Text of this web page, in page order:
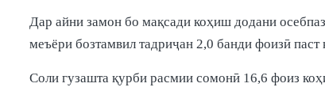
Дар айни замон бо мақсади коҳиш додани
меъёри бозтамвил тадриҷан 2,0 банди фоизӣ
Соли гузашта қурби расмии сомонӣ 16,6 фоиз